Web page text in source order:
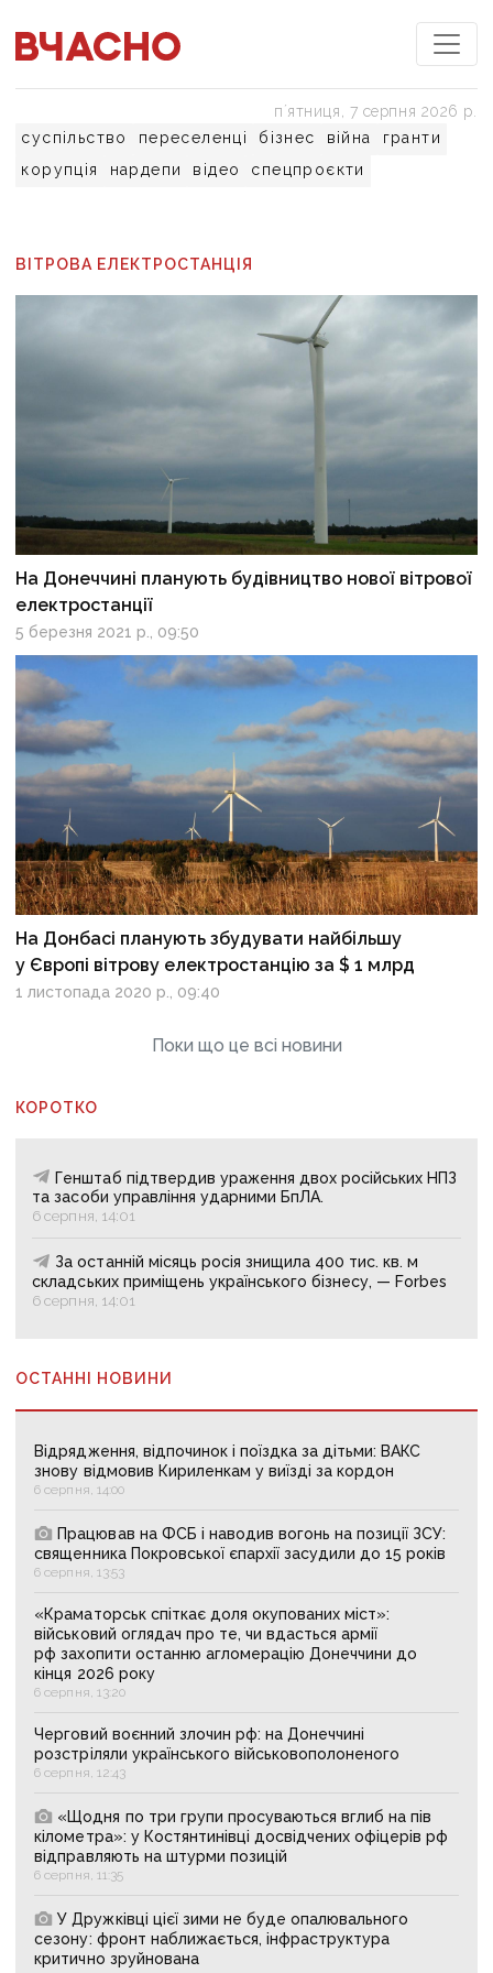
суспільство переселенці бізнес війна
гранти
корупція
нардепи відео спецпроєкти
пʼятниця, 7 серпня 2026 р.
ВІТРОВА ЕЛЕКТРОСТАНЦІЯ
На Донеччині планують будівництво нової вітрової
електростанції
5 березня 2021 р., 09:50
На Донбасі планують збудувати найбільшу
у Європі вітрову електростанцію за $ 1 млрд
1 листопада 2020 р., 09:40
Поки що це всі новини
КОРОТКО
Генштаб підтвердив ураження двох російських НПЗ
та засоби управління ударними БпЛА.
6 серпня, 14:01
За останній місяць росія знищила 400 тис. кв. м
складських приміщень українського бізнесу, — Forbes
6 серпня, 14:01
ОСТАННІ НОВИНИ
Відрядження, відпочинок і поїздка за дітьми: ВАКС
знову відмовив Кириленкам у виїзді за кордон
6 серпня, 14:00
Працював на ФСБ і наводив вогонь на позиції ЗСУ:
священника Покровської єпархії засудили до 15 років
6 серпня, 13:53
«Краматорськ спіткає доля окупованих міст»:
військовий оглядач про те, чи вдасться армії
рф захопити останню агломерацію Донеччини до
кінця 2026 року
6 серпня, 13:20
Черговий воєнний злочин рф: на Донеччині
розстріляли українського військовополоненого
6 серпня, 12:43
«Щодня по три групи просуваються вглиб на пів
кілометра»: у Костянтинівці досвідчених офіцерів рф
відправляють на штурми позицій
6 серпня, 11:35
У Дружківці цієї зими не буде опалювального
сезону: фронт наближається, інфраструктура
критично зруйнована